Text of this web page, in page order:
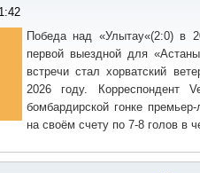
Победа над «Улытау«(2:0) в
первой выездной для
встречи стал хорватский
2026 году. Корреспондент
бомбардирской гонке
на своём счету по 7-8 голов в